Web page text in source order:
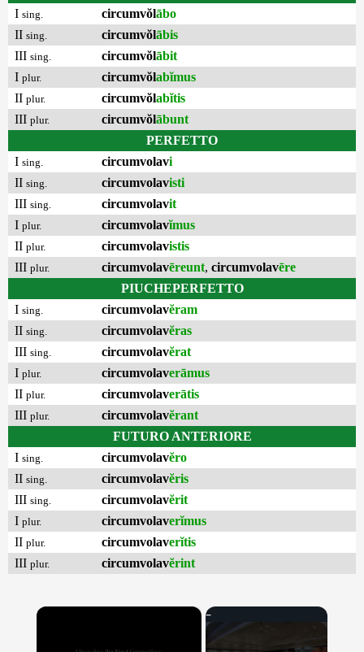
I sing. circumvŏlābo
II sing. circumvŏlābis
III sing. circumvŏlābit
I plur. circumvŏlabĭmus
II plur. circumvŏlabĭtis
III plur. circumvŏlābunt
PERFETTO
I sing. circumvolavi
II sing. circumvolavisti
III sing. circumvolavit
I plur. circumvolavĭmus
II plur. circumvolavistis
III plur. circumvolavēreunt, circumvolavēre
PIUCHEPERFETTO
I sing. circumvolavĕram
II sing. circumvolavĕras
III sing. circumvolavĕrat
I plur. circumvolaverāmus
II plur. circumvolaverātis
III plur. circumvolavĕrant
FUTURO ANTERIORE
I sing. circumvolavĕro
II sing. circumvolavĕris
III sing. circumvolavĕrit
I plur. circumvolaverĭmus
II plur. circumvolaverĭtis
III plur. circumvolavĕrint
×